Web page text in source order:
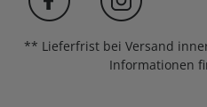
** Lieferfrist bei Versand
Informationen